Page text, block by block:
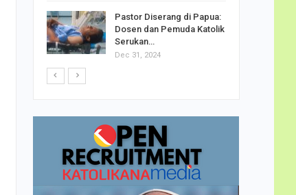
Pastor Diserang di Papua:
Dosen dan Pemuda Katolik
Serukan…
Dec 31, 2024